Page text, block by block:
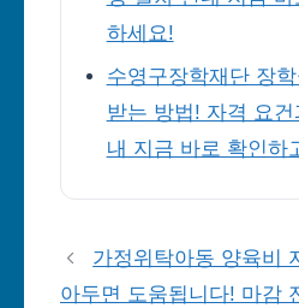
하세요!
수영구장학재단 장
받는 방법! 자격 요
내 지금 바로 확인하
가정위탁아동 양육비
아두면 도움됩니다! 마감